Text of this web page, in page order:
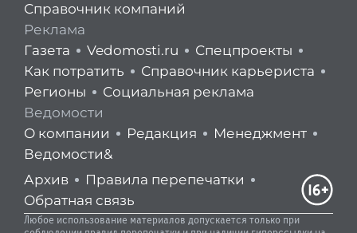
Справочник компаний
Реклама
Газета
Vedomosti.ru
Спецпроекты
Как потратить
Справочник карьериста
Регионы
Социальная реклама
Ведомости
О компании
Редакция
Менеджмент
Ведомости&
Архив
Правила перепечатки
Обратная связь
Любое использование материалов допускается только при